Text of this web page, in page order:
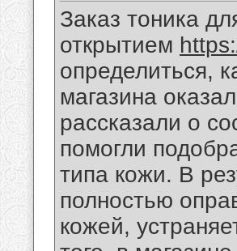
Заказ тоника
открытием
определиться,
магазина
рассказали о
помогли
типа кожи. В
полностью
кожей,